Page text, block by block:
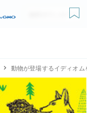
無料ダウンロード
動物が登場するイディオ